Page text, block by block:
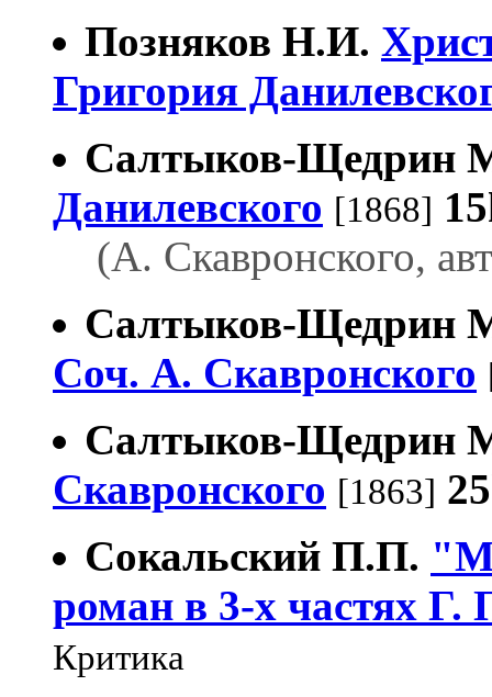
Позняков Н.И.
Григория
Салтыков-Щедрин
Данилевского [1868]
(А. Скавронского,
Салтыков-Щедрин
Соч. А. Скавронского
Салтыков-Щедрин
Скавронского [1863]
Сокальский П.П.
роман в 3-х частях Г.
Критика